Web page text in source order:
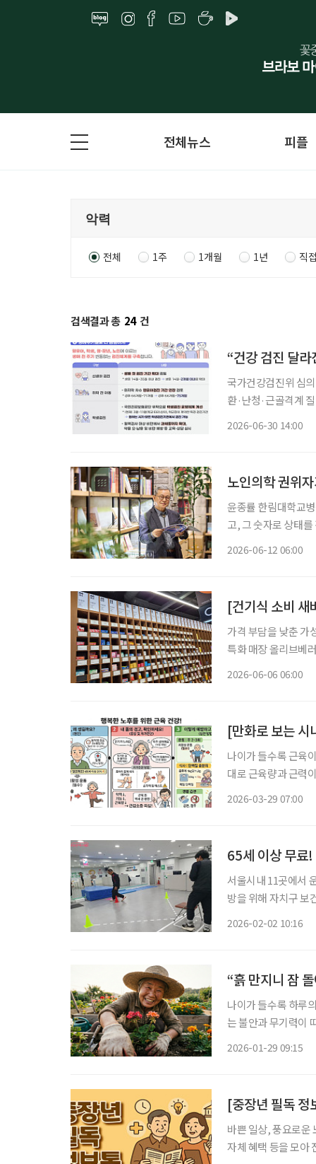
전체뉴스 피플
전체 1주 1개월 1년 직
검색결과 총 24 건
“건강 검진 달
국가건강검진위 심
환·난청·근골격계 질환 등 유병률
2026-06-30 14:00
노인의학 권위
윤종률 한림대학교병원 명예
고, 그 숫자로 상태
2026-06-12 06:00
[건기식 소비
가격 부담을 낮춘 가
특화 매장 올리브베
2026-06-06 06:00
[만화로 보는 시
나이가 들수록 근육
대로 근육량과 근력
2026-03-29 07:00
65세 이상 무료
서울시내 11곳에서
방을 위해 자치구 보건소와 협력에 나선다.
2026-02-02 10:16
“흙 만지니 잠
나이가 들수록 하루
는 불안과 무기력이
2026-01-29 09:15
[중장년 필독 정
바쁜 일상, 풍요로운
자체 혜택 등을 모아 전달 드립니다. 서울시, 어르신 통